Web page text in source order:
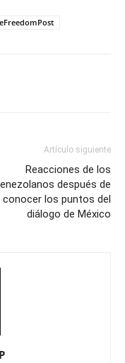
Artículo siguiente
Reacciones de los
después de
conocer los puntos del
diálogo de México